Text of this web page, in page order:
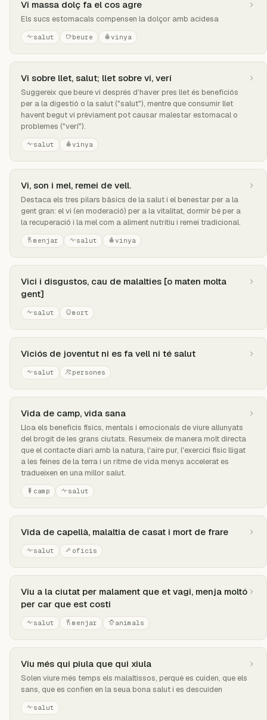
Vi massa dolç fa el cos agre
Els sucs estomacals compensen la dolçor amb acidesa
salut beure vinya
Vi sobre llet, salut; llet sobre vi, verí
Suggereix que beure vi després d'haver pres llet és beneficiós
per a la digestió o la salut ("salut"), mentre que consumir llet
havent begut vi prèviament pot causar malestar estomacal o
problemes ("verí").
salut vinya
Vi, son i mel, remei de vell.
Destaca els tres pilars bàsics de la salut i el benestar per a la
gent gran: el vi (en moderació) per a la vitalitat, dormir bé per a
la recuperació i la mel com a aliment nutritiu i remei tradicional.
menjar salut vinya
Vici i disgustos, cau de malalties [o maten molta
gent]
salut mort
Viciós de joventut ni es fa vell ni té salut
salut persones
Vida de camp, vida sana
Lloa els beneficis físics, mentals i emocionals de viure allunyats
del brogit de les grans ciutats. Resumeix de manera molt directa
que el contacte diari amb la natura, l'aire pur, l'exercici físic lligat
a les feines de la terra i un ritme de vida menys accelerat es
tradueixen en una millor salut.
camp salut
Vida de capellà, malaltia de casat i mort de frare
salut oficis
Viu a la ciutat per malament que et vagi, menja moltó
per car que est costi
salut menjar animals
Viu més qui piula que qui xiula
Solen viure més temps els malaltissos, perquè es cuiden, que els
sans, que es confien en la seua bona salut i es descuiden
salut